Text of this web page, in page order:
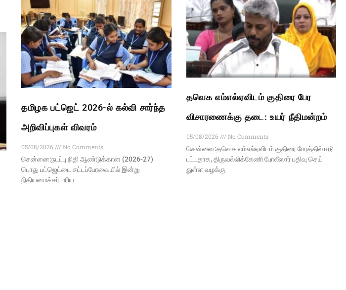
தமிழக பட்ஜெட் 2026-ல் கல்வி சார்ந்த
அறிவிப்புகள் விவரம்
05/08/2026
No Comments
சென்னை:நடப்பு நிதி ஆண்​டுக்​கான (2026-27)
பொது பட்​ஜெட்​டை சட்டப்​பேரவையில் இன்று
நிதியமைச்​சர் மரிய
தவெக எம்எல்ஏவிடம் குதிரை பேர
விசாரணைக்கு தடை: உயர் நீதிமன்றம்
05/08/2026
No Comments
சென்னை:தவெக எம்​எல்​ஏ​விடம் குதிரை பேரத்​தில் ஈடு​
பட்​ட​தாக, திரு​வல்​லிக்​கேணி போலீ​ஸார் பதிவு செய்​
துள்ள வழக்கு